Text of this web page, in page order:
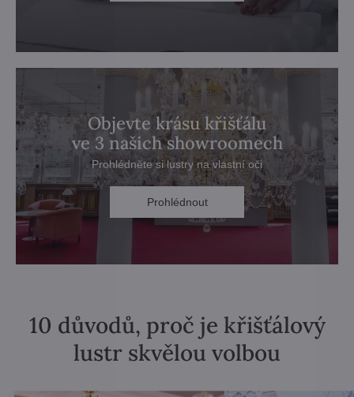
Objevte krásu křišťálu
ve 3 našich showroomech
Prohlédněte si lustry na vlastní oči
Prohlédnout
10 důvodů, proč je křišťálový
lustr skvělou volbou